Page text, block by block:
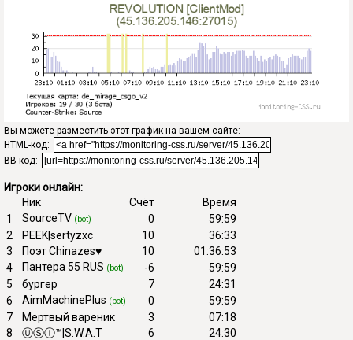
Вы можете разместить этот график на вашем сайте:
HTML-код:
BB-код:
Игроки онлайн:
Ник
Счёт
Время
1
SourceTV (bot) 0
59:59
2
PEEK|sertyzxc 10
36:33
3
Поэт Chinazes♥ 10
01:36:53
4
Пантера 55 RUS (bot) -6
59:59
5
бургер 7
24:31
6
AimMachinePlus (bot) 0
59:59
7
Мертвый вареник 3
07:18
8
ⓊⓈⒾ™|S.W.A.T 6 24:30